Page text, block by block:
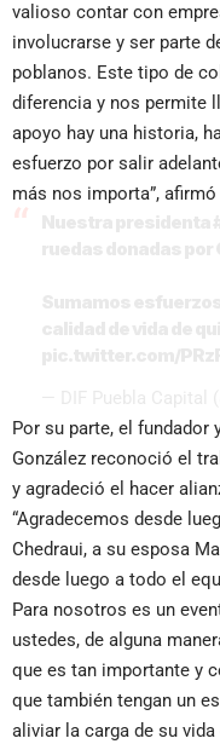
valioso contar con
involucrarse y ser parte
poblanos. Este tipo de
diferencia y nos permite
apoyo hay una historia,
esfuerzo por salir
más nos importa”,
Por su parte, el fundador
González reconoció el
y agradeció el hacer
“Agradecemos desde
Chedraui, a su esposa
desde luego a todo el
Para nosotros es un
ustedes, de alguna
que es tan importante y
que también tengan un
aliviar la carga de su